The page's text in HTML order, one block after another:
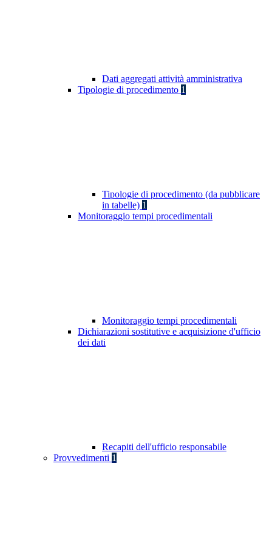
Dati aggregati attività amministrativa
Tipologie di procedimento 1
Tipologie di procedimento (da pubblicare
in tabelle) 1
Monitoraggio tempi procedimentali
Monitoraggio tempi procedimentali
Dichiarazioni sostitutive e acquisizione d'ufficio
dei dati
Recapiti dell'ufficio responsabile
Provvedimenti 1